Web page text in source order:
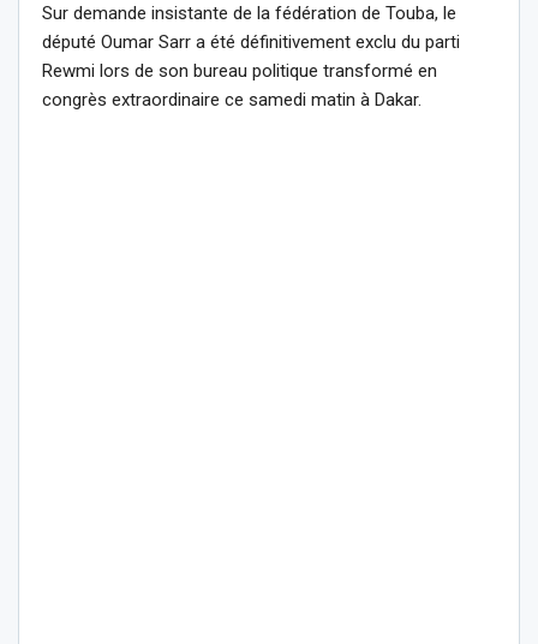
Sur demande insistante de la fédération de Touba, le
député Oumar Sarr a été définitivement exclu du parti
Rewmi lors de son bureau politique transformé en
congrès extraordinaire ce samedi matin à Dakar.